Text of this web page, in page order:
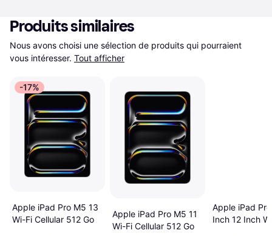
Produits similaires
Nous avons choisi une sélection de produits qui pourraient
vous intéresser. Tout afficher
-17%
Apple iPad Pro M5 13
Wi-Fi Cellular 512 Go
Apple iPad Pro M5 11
Wi-Fi Cellular 512 Go
Apple iPad
Inch 12 Inch